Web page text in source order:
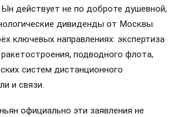
действует не по доброте душевной,
дивиденды от Москвы.
ключевых направлениях: экспертиза
подводного флота,
систем дистанционного
и связи.
официально эти заявления не